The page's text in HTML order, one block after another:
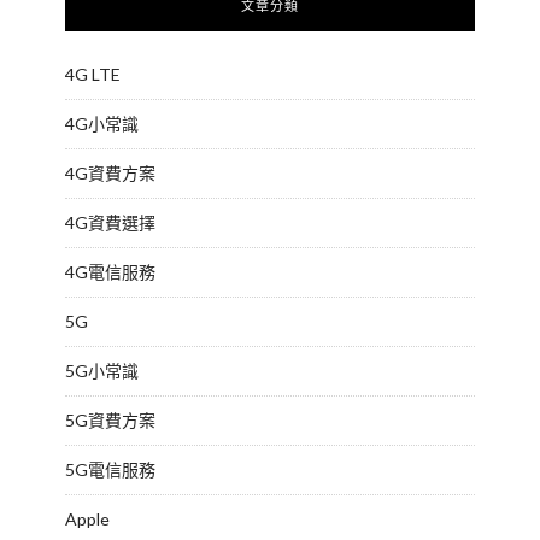
文章分類
4G LTE
4G小常識
4G資費方案
4G資費選擇
4G電信服務
5G
5G小常識
5G資費方案
5G電信服務
Apple